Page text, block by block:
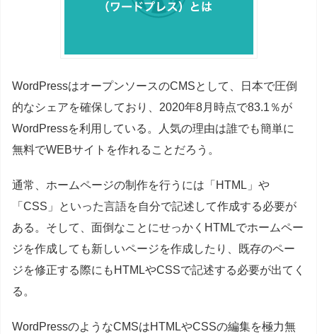
WordPressはオープンソースのCMSとして、日本で圧倒
的なシェアを確保しており、2020年8月時点で83.1％が
WordPressを利用している。人気の理由は誰でも簡単に
無料でWEBサイトを作れることだろう。
通常、ホームページの制作を行うには「HTML」や
「CSS」といった言語を自分で記述して作成する必要が
ある。そして、面倒なことにせっかくHTMLでホームペー
ジを作成しても新しいページを作成したり、既存のペー
ジを修正する際にもHTMLやCSSで記述する必要が出てく
る。
WordPressのようなCMSはHTMLやCSSの編集を極力無